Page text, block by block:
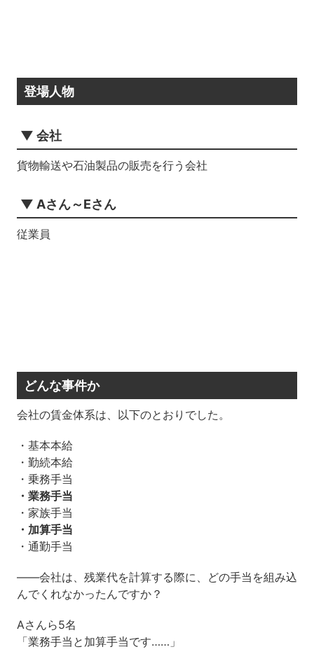
登場人物
▼ 会社
貨物輸送や石油製品の販売を行う会社
▼ Aさん～Eさん
従業員
どんな事件か
会社の賃金体系は、以下のとおりでした。
・基本本給
・勤続本給
・乗務手当
・業務手当
・家族手当
・加算手当
・通勤手当
――会社は、残業代を計算する際に、どの手当を組み込
んでくれなかったんですか？
Aさんら5名
「業務手当と加算手当です……」